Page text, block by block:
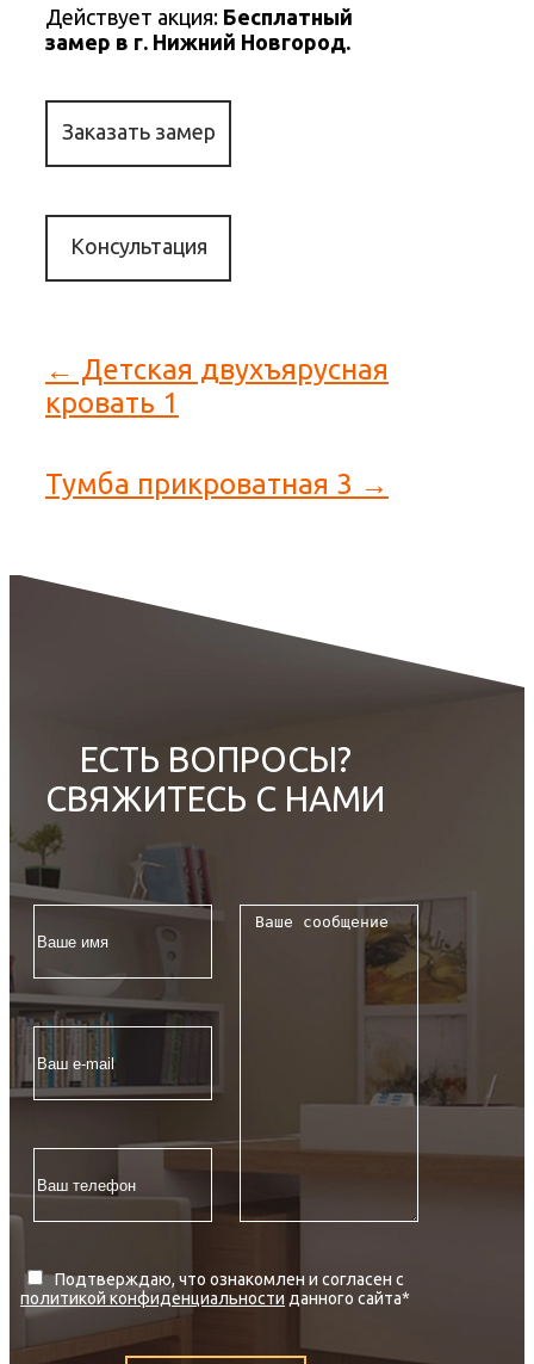
Действует акция: Бесплатный
замер в г. Нижний Новгород.
Заказать замер
Консультация
← Детская двухъярусная
кровать 1
Тумба прикроватная 3 →
ЕСТЬ ВОПРОСЫ?
СВЯЖИТЕСЬ С НАМИ
Подтверждаю, что ознакомлен и согласен с
политикой конфиденциальности данного сайта*